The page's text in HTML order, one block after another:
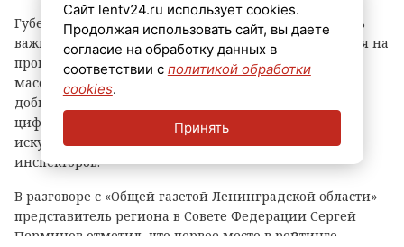
Губернатор Александр Дрозденко заявил, что теперь
важно сохранить лидерство после отмены моратория на
проверки, а для этого контроль должен быть не
массовым, а точным и современным. Чтобы этого
добиться, в Ленобласти, в частности, развивают
цифровые сервисы, используют беспилотники и
искусственный интеллект, а также обучают
инспекторов.
В разговоре с «Общей газетой Ленинградской области»
представитель региона в Совете Федерации Сергей
Перминов отметил, что первое место в рейтинге
Сайт lentv24.ru использует cookies.
Продолжая использовать сайт, вы даете
согласие на обработку данных в
соответствии с политикой обработки
cookies.
Принять